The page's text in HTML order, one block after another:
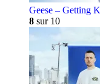
Geese – Getting
8 sur 10